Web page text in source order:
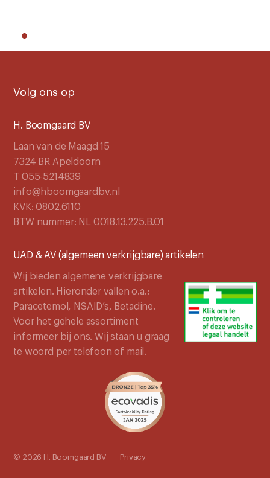
Volg ons op
H. Boomgaard BV
Laan van de Maagd 15
7324 BR Apeldoorn
T 055-5214839
info@hboomgaardbv.nl
KVK: 0802.6110
BTW nummer: NL 0018.13.225.B.01
UAD & AV (algemeen verkrijgbare) artikelen
Wij bieden algemene verkrijgbare
artikelen. Hieronder vallen o.a.:
Paracetemol, NSAID’s, Betadine.
Voor het gehele assortiment
informeer bij ons. Wij staan u graag
te woord per telefoon of mail.
© 2026 H. Boomgaard BV Privacy